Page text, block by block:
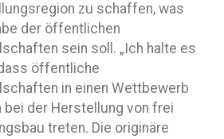
zu schaffen, was
der öffentlichen
sein soll. „Ich halte es
öffentliche
in einen Wettbewerb
bei der Herstellung von frei
treten. Die originäre